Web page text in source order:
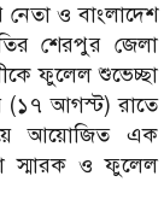
ও বাংলাদেশ
শেরপুর জেলা
ফুলেল শুভেচ্ছা
(১৭ আগস্ট) রাতে
আয়োজিত এক
স্মারক ও ফুলেল